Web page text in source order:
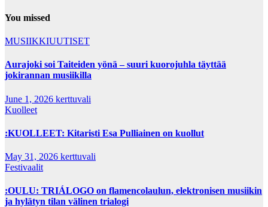
You missed
MUSIIKKIUUTISET
Aurajoki soi Taiteiden yönä – suuri kuorojuhla täyttää
jokirannan musiikilla
June 1, 2026 kerttuvali
Kuolleet
:KUOLLEET: Kitaristi Esa Pulliainen on kuollut
May 31, 2026 kerttuvali
Festivaalit
:OULU: TRIÁLOGO on flamencolaulun, elektronisen musiikin
ja hylätyn tilan välinen trialogi